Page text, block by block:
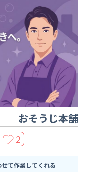
おそうじ本舗
2
て作業してくれる